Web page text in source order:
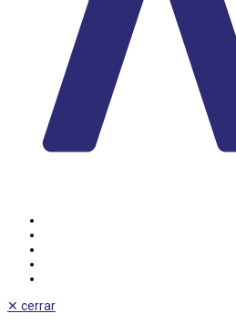
✕ cerrar